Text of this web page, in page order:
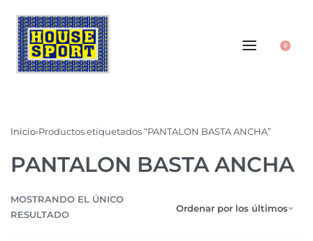
0
Inicio›Productos etiquetados “PANTALON BASTA ANCHA”
PANTALON BASTA ANCHA
MOSTRANDO EL ÚNICO
RESULTADO
Ordenar por los últimos